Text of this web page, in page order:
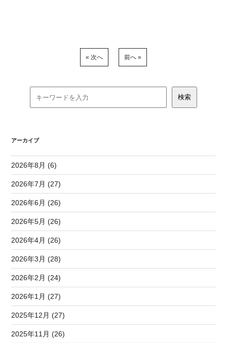
« 次へ 前へ »
アーカイブ
2026年8月 (6)
2026年7月 (27)
2026年6月 (26)
2026年5月 (26)
2026年4月 (26)
2026年3月 (28)
2026年2月 (24)
2026年1月 (27)
2025年12月 (27)
2025年11月 (26)